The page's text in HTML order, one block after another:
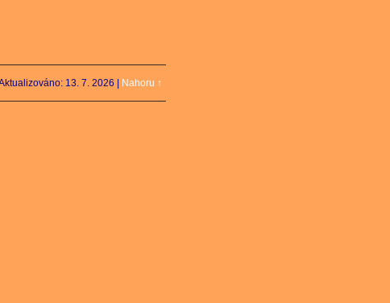
13. 7. 2026 Nahoru ↑